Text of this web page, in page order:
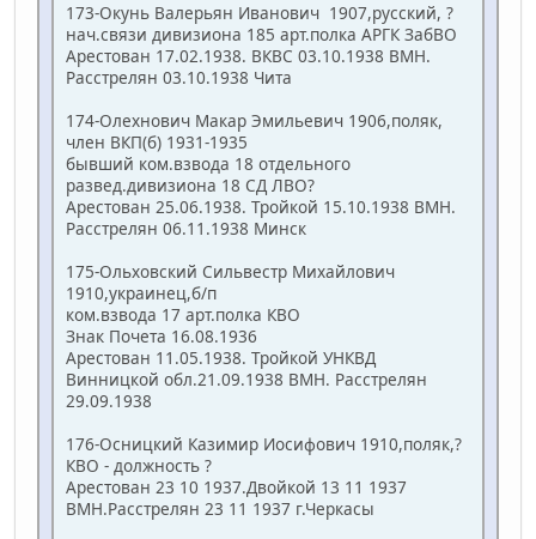
173-Окунь Валерьян Иванович 1907,русский, ?
нач.связи дивизиона 185 арт.полка АРГК ЗабВО
Арестован 17.02.1938. ВКВС 03.10.1938 ВМН.
Расстрелян 03.10.1938 Чита
174-Олехнович Макар Эмильевич 1906,поляк,
член ВКП(б) 1931-1935
бывший ком.взвода 18 отдельного
развед.дивизиона 18 СД ЛВО?
Арестован 25.06.1938. Тройкой 15.10.1938 ВМН.
Расстрелян 06.11.1938 Минск
175-Ольховский Сильвестр Михайлович
1910,украинец,б/п
ком.взвода 17 арт.полка КВО
Знак Почета 16.08.1936
Арестован 11.05.1938. Тройкой УНКВД
Винницкой обл.21.09.1938 ВМН. Расстрелян
29.09.1938
176-Осницкий Казимир Иосифович 1910,поляк,?
КВО - должность ?
Арестован 23 10 1937.Двойкой 13 11 1937
ВМН.Расстрелян 23 11 1937 г.Черкасы